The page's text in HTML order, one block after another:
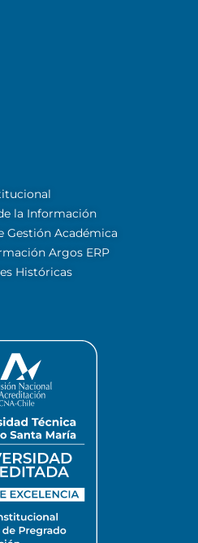
la Información
Gestión Académica
Argos ERP
Históricas